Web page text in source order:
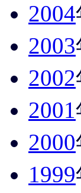
2004
2003
2002
2001
2000
1999